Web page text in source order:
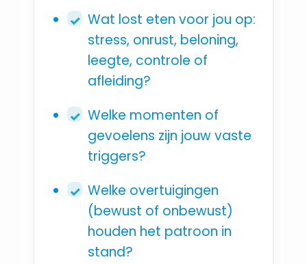
Wat lost eten voor jou op:
stress, onrust, beloning,
leegte, controle of
afleiding?
Welke momenten of
gevoelens zijn jouw vaste
triggers?
Welke overtuigingen
(bewust of onbewust)
houden het patroon in
stand?